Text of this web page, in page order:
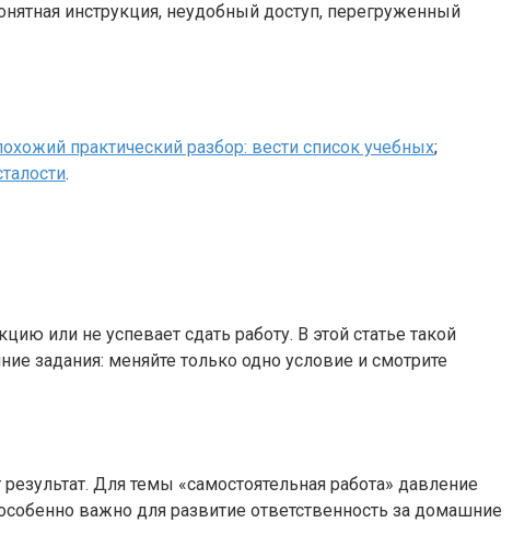
инструкция, неудобный доступ, перегруженный
практический разбор: вести список учебных;
.
или не успевает сдать работу. В этой статье такой
задания: меняйте только одно условие и смотрите
Для темы «самостоятельная работа» давление
важно для развитие ответственность за домашние